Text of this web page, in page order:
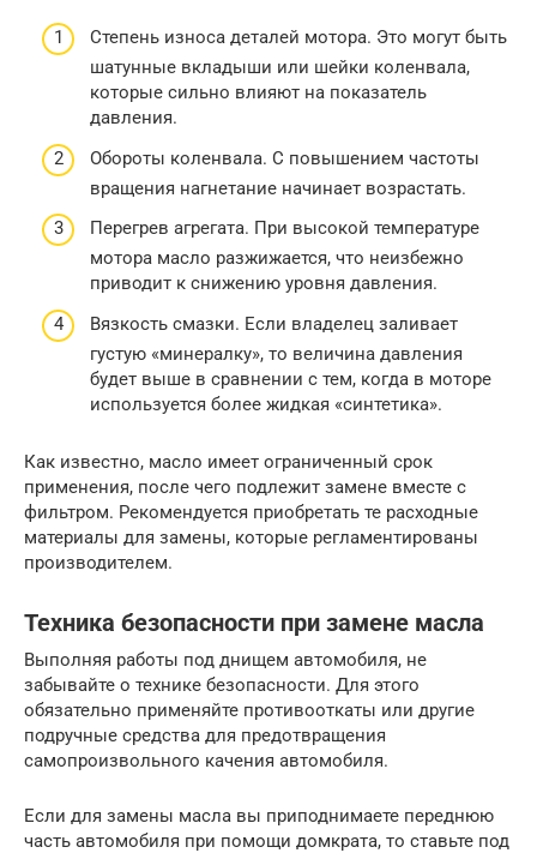
Степень износа деталей мотора. Это могут быть
шатунные вкладыши или шейки коленвала,
которые сильно влияют на показатель
давления.
Обороты коленвала. С повышением частоты
вращения нагнетание начинает возрастать.
Перегрев агрегата. При высокой температуре
мотора масло разжижается, что неизбежно
приводит к снижению уровня давления.
Вязкость смазки. Если владелец заливает
густую «минералку», то величина давления
будет выше в сравнении с тем, когда в моторе
используется более жидкая «синтетика».
Как известно, масло имеет ограниченный срок
применения, после чего подлежит замене вместе с
фильтром. Рекомендуется приобретать те расходные
материалы для замены, которые регламентированы
производителем.
Техника безопасности при замене масла
Выполняя работы под днищем автомобиля, не
забывайте о технике безопасности. Для этого
обязательно применяйте противооткаты или другие
подручные средства для предотвращения
самопроизвольного качения автомобиля.
Если для замены масла вы приподнимаете переднюю
часть автомобиля при помощи домкрата, то ставьте под